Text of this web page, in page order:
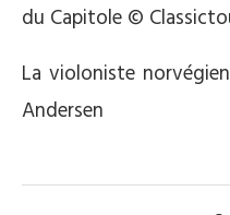
du Capitole ©
La violoniste
Andersen